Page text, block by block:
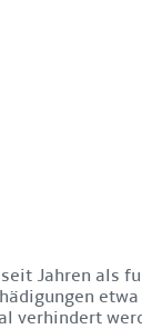
Jahren als
verhindert